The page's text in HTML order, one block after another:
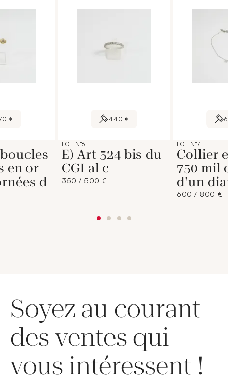
€
en or
d
440 €
LOT N°6
E) Art 524 bis du
CGI al c
350 / 500 €
LOT N°7
Collier
750 mil
d'un
600 / 800 €
Soyez au courant
des ventes qui
vous intéressent !